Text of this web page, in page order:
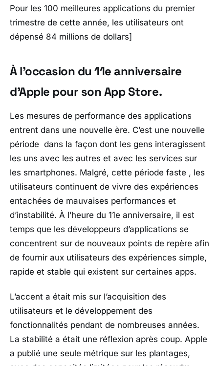
Pour les 100 meilleures applications du premier
trimestre de cette année, les utilisateurs ont
dépensé 84 millions de dollars]
À l’occasion du 11e anniversaire
d’Apple pour son App Store.
Les mesures de performance des applications
entrent dans une nouvelle ère. C’est une nouvelle
période dans la façon dont les gens interagissent
les uns avec les autres et avec les services sur
les smartphones. Malgré, cette période faste , les
utilisateurs continuent de vivre des expériences
entachées de mauvaises performances et
d’instabilité. À l’heure du 11e anniversaire, il est
temps que les développeurs d’applications se
concentrent sur de nouveaux points de repère afin
de fournir aux utilisateurs des expériences simple,
rapide et stable qui existent sur certaines apps.
L’accent a était mis sur l’acquisition des
utilisateurs et le développement des
fonctionnalités pendant de nombreuses années.
La stabilité a était une réflexion après coup. Apple
a publié une seule métrique sur les plantages,